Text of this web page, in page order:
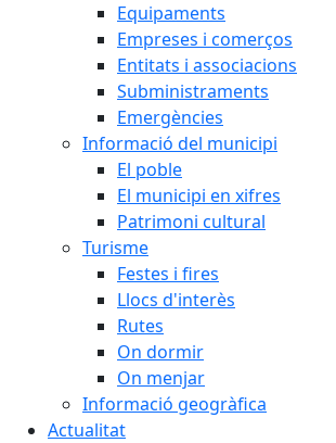
Equipaments
Empreses i comerços
Entitats i associacions
Subministraments
Emergències
Informació del municipi
El poble
El municipi en xifres
Patrimoni cultural
Turisme
Festes i fires
Llocs d'interès
Rutes
On dormir
On menjar
Informació geogràfica
Actualitat